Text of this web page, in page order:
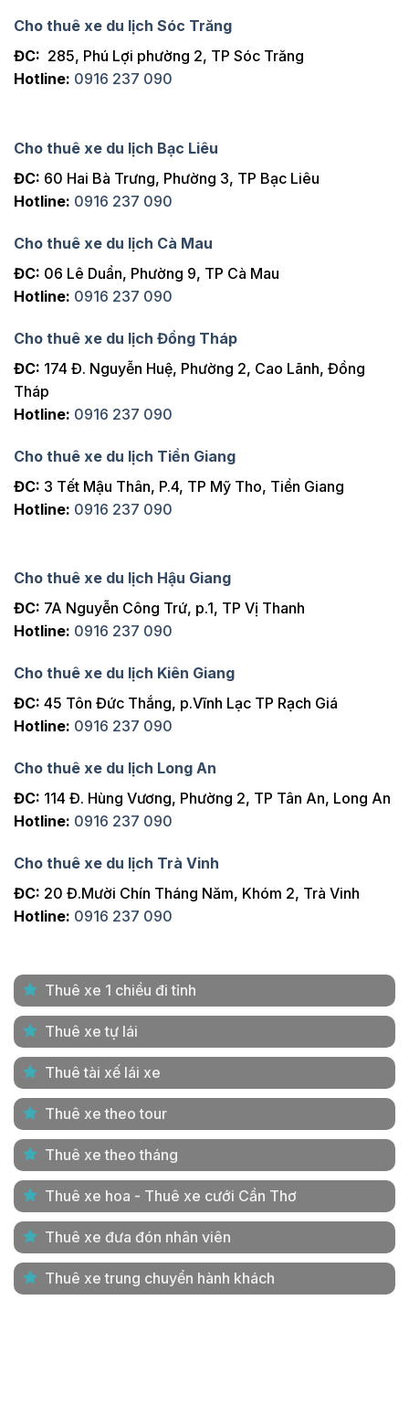
Cho thuê xe du lịch Sóc Trăng
ĐC: 285, Phú Lợi phường 2, TP Sóc Trăng
Hotline: 0916 237 090
Cho thuê xe du lịch Bạc Liêu
ĐC: 60 Hai Bà Trưng, Phường 3, TP Bạc Liêu
Hotline: 0916 237 090
Cho thuê xe du lịch Cà Mau
ĐC: 06 Lê Duẩn, Phường 9, TP Cà Mau
Hotline: 0916 237 090
Cho thuê xe du lịch Đồng Tháp
ĐC: 174 Đ. Nguyễn Huệ, Phường 2, Cao Lãnh, Đồng
Tháp
Hotline: 0916 237 090
Cho thuê xe du lịch Tiền Giang
ĐC: 3 Tết Mậu Thân, P.4, TP Mỹ Tho, Tiền Giang
Hotline: 0916 237 090
Cho thuê xe du lịch Hậu Giang
ĐC: 7A Nguyễn Công Trứ, p.1, TP Vị Thanh
Hotline: 0916 237 090
Cho thuê xe du lịch Kiên Giang
ĐC: 45 Tôn Đức Thắng, p.Vĩnh Lạc TP Rạch Giá
Hotline: 0916 237 090
Cho thuê xe du lịch Long An
ĐC: 114 Đ. Hùng Vương, Phường 2, TP Tân An, Long An
Hotline: 0916 237 090
Cho thuê xe du lịch Trà Vinh
ĐC: 20 Đ.Mười Chín Tháng Năm, Khóm 2, Trà Vinh
Hotline: 0916 237 090
Thuê xe 1 chiều đi tỉnh
Thuê xe tự lái
Thuê tài xế lái xe
Thuê xe theo tour
Thuê xe theo tháng
Thuê xe hoa - Thuê xe cưới Cần Thơ
Thuê xe đưa đón nhân viên
Thuê xe trung chuyển hành khách